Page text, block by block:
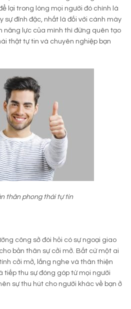
lại trong lòng mọi người đó chính là
sự đĩnh đặc, nhất là đối với cánh mày
năng lực của mình thì đừng quên tạo
thật tự tin và chuyên nghiệp bạn
thân phong thái tự tin
công sở đòi hỏi có sự ngoại giao
bản thân sự cởi mở. Bất cứ một ai
cởi mở, lắng nghe và thân thiện
tiếp thu sự đóng góp từ mọi người
sự thu hút cho người khác về bạn ở